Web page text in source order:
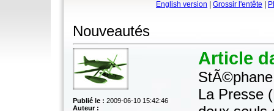
English version Grossir l'entête
Nouveautés
Publié le : 2009-06-10 15:42:46
Auteur :
Article
La Presse